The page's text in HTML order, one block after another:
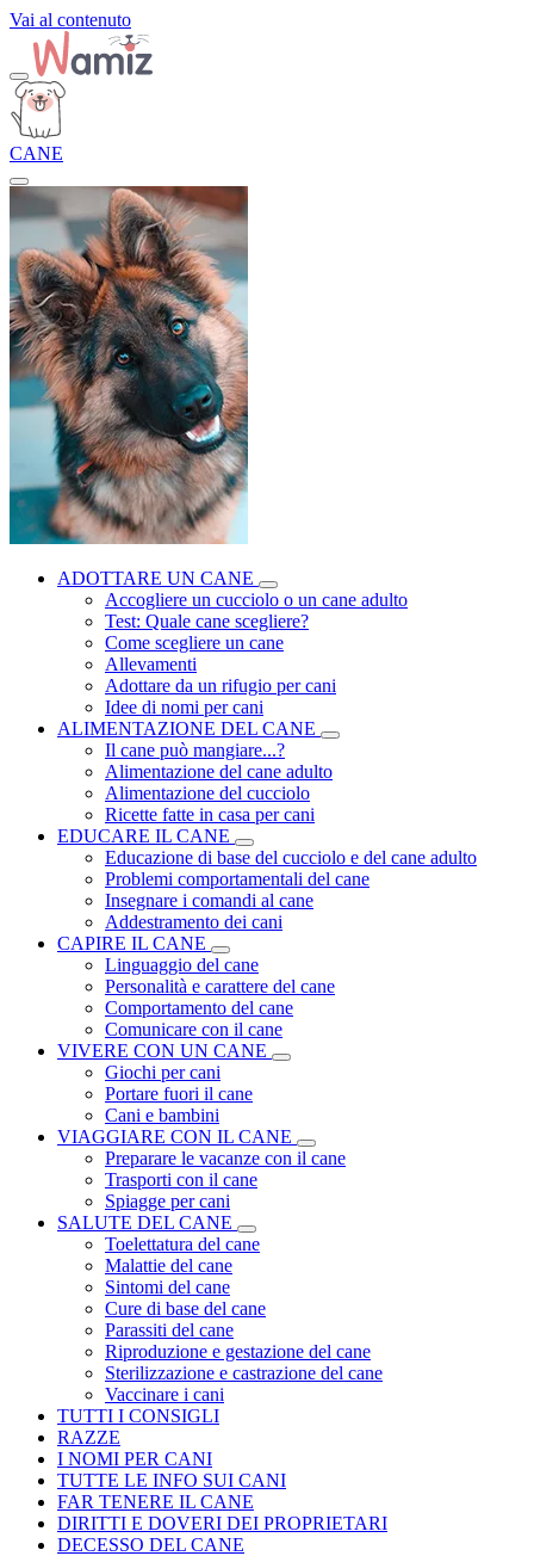
Vai al contenuto
CANE
ADOTTARE UN CANE
Accogliere un cucciolo o un cane adulto
Test: Quale cane scegliere?
Come scegliere un cane
Allevamenti
Adottare da un rifugio per cani
Idee di nomi per cani
ALIMENTAZIONE DEL CANE
Il cane può mangiare...?
Alimentazione del cane adulto
Alimentazione del cucciolo
Ricette fatte in casa per cani
EDUCARE IL CANE
Educazione di base del cucciolo e del cane adulto
Problemi comportamentali del cane
Insegnare i comandi al cane
Addestramento dei cani
CAPIRE IL CANE
Linguaggio del cane
Personalità e carattere del cane
Comportamento del cane
Comunicare con il cane
VIVERE CON UN CANE
Giochi per cani
Portare fuori il cane
Cani e bambini
VIAGGIARE CON IL CANE
Preparare le vacanze con il cane
Trasporti con il cane
Spiagge per cani
SALUTE DEL CANE
Toelettatura del cane
Malattie del cane
Sintomi del cane
Cure di base del cane
Parassiti del cane
Riproduzione e gestazione del cane
Sterilizzazione e castrazione del cane
Vaccinare i cani
TUTTI I CONSIGLI
RAZZE
I NOMI PER CANI
TUTTE LE INFO SUI CANI
FAR TENERE IL CANE
DIRITTI E DOVERI DEI PROPRIETARI
DECESSO DEL CANE